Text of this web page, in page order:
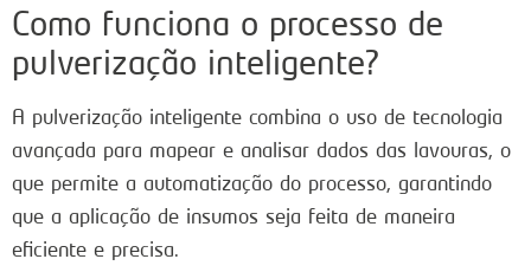
Como funciona o processo de
pulverização inteligente?
A pulverização inteligente combina o uso de tecnologia
avançada para mapear e analisar dados das lavouras, o
que permite a automatização do processo, garantindo
que a aplicação de insumos seja feita de maneira
eficiente e precisa.